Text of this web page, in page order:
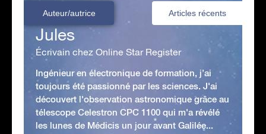
Auteur/autrice Articles récents
Jules
Écrivain chez Online Star Register
Ingénieur en électronique de formation, j’ai
toujours été passionné par les sciences. J'ai
découvert l'observation astronomique grâce au
télescope Celestron CPC 1100 qui m'a révélé
les lunes de Médicis un jour avant Galilée...